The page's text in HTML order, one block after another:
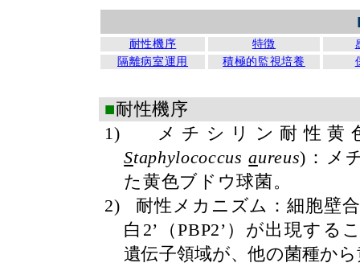
耐性機序 特徴
隔離病室運用
積極的監視培養
■耐性機序
1)
メチシリン耐性黄
Staphylococcusaureus) ：メ
た黄色ブドウ球菌。
2)
耐性メカニズム：細胞壁
白 2’ （PBP2’ ）が出現する
遺伝子領域が、他の菌種か